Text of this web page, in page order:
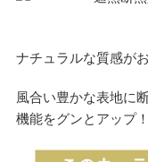
ナチュラルな質感が
風合い豊かな表地に
機能をグンとアップ！